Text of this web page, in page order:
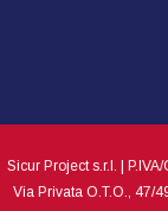
Sicur Project s.r.l. |
Via Privata O.T.O., 47/